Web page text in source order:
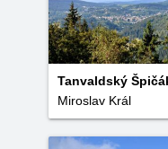
Tanvaldský
Miroslav Král